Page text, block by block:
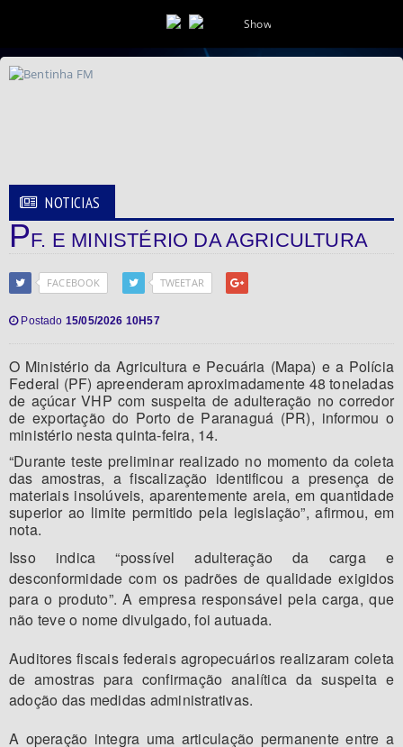
Show da Manhã
NOTICIAS
PF. E MINISTÉRIO DA AGRICULTURA
FACEBOOK TWEETAR
Postado 15/05/2026 10H57
O Ministério da Agricultura e Pecuária (Mapa) e a Polícia
Federal (PF) apreenderam aproximadamente 48 toneladas
de açúcar VHP com suspeita de adulteração no corredor
de exportação do Porto de Paranaguá (PR), informou o
ministério nesta quinta-feira, 14.
“Durante teste preliminar realizado no momento da coleta
das amostras, a fiscalização identificou a presença de
materiais insolúveis, aparentemente areia, em quantidade
superior ao limite permitido pela legislação”, afirmou, em
nota.
Isso indica “possível adulteração da carga e
desconformidade com os padrões de qualidade exigidos
para o produto”. A empresa responsável pela carga, que
não teve o nome divulgado, foi autuada.
Auditores fiscais federais agropecuários realizaram coleta
de amostras para confirmação analítica da suspeita e
adoção das medidas administrativas.
A operação integra uma articulação permanente entre a